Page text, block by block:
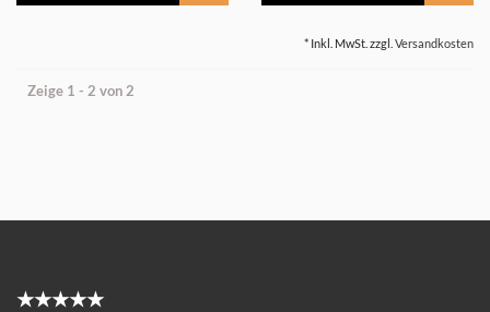
* Inkl. MwSt. zzgl. Versandkosten
Zeige 1 - 2 von 2
★★★★★